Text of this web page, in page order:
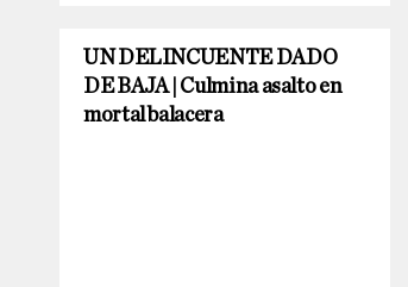
UN DELINCUENTE DADO
DE BAJA | Culmina asalto en
mortal balacera